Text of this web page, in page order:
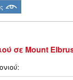
σε Mount